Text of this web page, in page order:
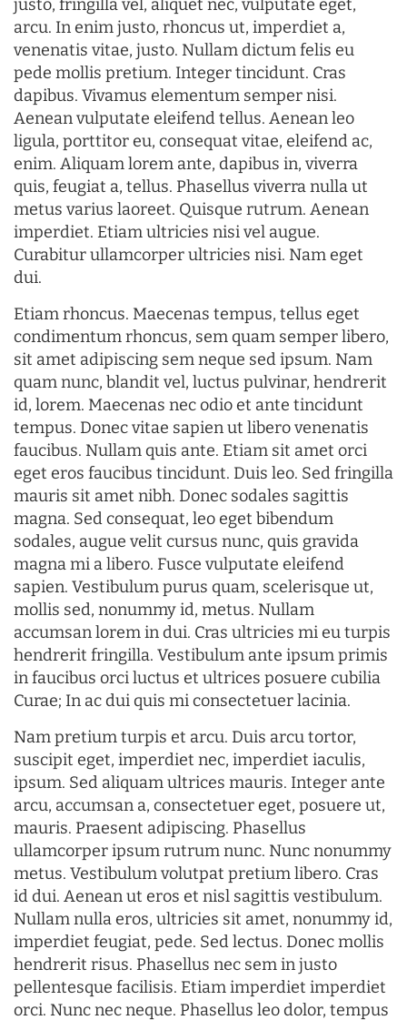
justo, fringilla vel, aliquet nec, vulputate eget,
arcu. In enim justo, rhoncus ut, imperdiet a,
venenatis vitae, justo. Nullam dictum felis eu
pede mollis pretium. Integer tincidunt. Cras
dapibus. Vivamus elementum semper nisi.
Aenean vulputate eleifend tellus. Aenean leo
ligula, porttitor eu, consequat vitae, eleifend ac,
enim. Aliquam lorem ante, dapibus in, viverra
quis, feugiat a, tellus. Phasellus viverra nulla ut
metus varius laoreet. Quisque rutrum. Aenean
imperdiet. Etiam ultricies nisi vel augue.
Curabitur ullamcorper ultricies nisi. Nam eget
dui.
Etiam rhoncus. Maecenas tempus, tellus eget
condimentum rhoncus, sem quam semper libero,
sit amet adipiscing sem neque sed ipsum. Nam
quam nunc, blandit vel, luctus pulvinar, hendrerit
id, lorem. Maecenas nec odio et ante tincidunt
tempus. Donec vitae sapien ut libero venenatis
faucibus. Nullam quis ante. Etiam sit amet orci
eget eros faucibus tincidunt. Duis leo. Sed fringilla
mauris sit amet nibh. Donec sodales sagittis
magna. Sed consequat, leo eget bibendum
sodales, augue velit cursus nunc, quis gravida
magna mi a libero. Fusce vulputate eleifend
sapien. Vestibulum purus quam, scelerisque ut,
mollis sed, nonummy id, metus. Nullam
accumsan lorem in dui. Cras ultricies mi eu turpis
hendrerit fringilla. Vestibulum ante ipsum primis
in faucibus orci luctus et ultrices posuere cubilia
Curae; In ac dui quis mi consectetuer lacinia.
Nam pretium turpis et arcu. Duis arcu tortor,
suscipit eget, imperdiet nec, imperdiet iaculis,
ipsum. Sed aliquam ultrices mauris. Integer ante
arcu, accumsan a, consectetuer eget, posuere ut,
mauris. Praesent adipiscing. Phasellus
ullamcorper ipsum rutrum nunc. Nunc nonummy
metus. Vestibulum volutpat pretium libero. Cras
id dui. Aenean ut eros et nisl sagittis vestibulum.
Nullam nulla eros, ultricies sit amet, nonummy id,
imperdiet feugiat, pede. Sed lectus. Donec mollis
hendrerit risus. Phasellus nec sem in justo
pellentesque facilisis. Etiam imperdiet imperdiet
orci. Nunc nec neque. Phasellus leo dolor, tempus